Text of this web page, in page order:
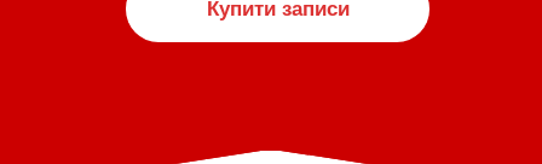
Купити записи